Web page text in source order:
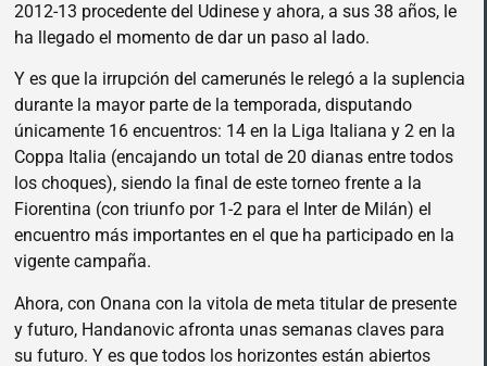
2012-13 procedente del Udinese y ahora, a sus 38 años, le
ha llegado el momento de dar un paso al lado.
Y es que la irrupción del camerunés le relegó a la suplencia
durante la mayor parte de la temporada, disputando
únicamente 16 encuentros: 14 en la Liga Italiana y 2 en la
Coppa Italia (encajando un total de 20 dianas entre todos
los choques), siendo la final de este torneo frente a la
Fiorentina (con triunfo por 1-2 para el Inter de Milán) el
encuentro más importantes en el que ha participado en la
vigente campaña.
Ahora, con Onana con la vitola de meta titular de presente
y futuro, Handanovic afronta unas semanas claves para
su futuro. Y es que todos los horizontes están abiertos